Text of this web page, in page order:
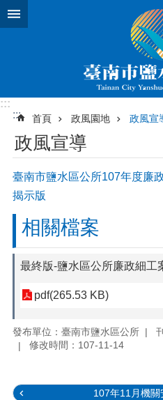
跳到主要內容區塊
:::
:::
首頁 政風園地 政風宣
政風宣導
臺南市鹽水區公所107年度廉
揭示版
相關檔案
最終版-鹽水區公所廉政細工
pdf(265.53 KB)
發布單位：臺南市鹽水區公所
修改時間：107-11-14
107年11月機